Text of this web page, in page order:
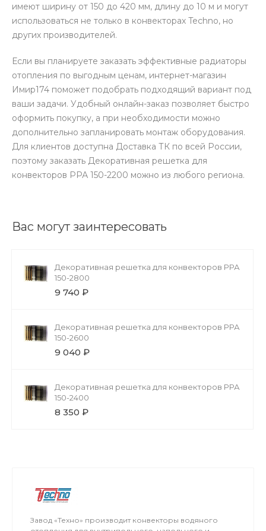
имеют ширину от 150 до 420 мм, длину до 10 м и могут
использоваться не только в конвекторах Techno, но
других производителей.
Если вы планируете заказать эффективные радиаторы
отопления по выгодным ценам, интернет-магазин
Имир174 поможет подобрать подходящий вариант под
ваши задачи. Удобный онлайн-заказ позволяет быстро
оформить покупку, а при необходимости можно
дополнительно запланировать монтаж оборудования.
Для клиентов доступна Доставка ТК по всей России,
поэтому заказать Декоративная решетка для
конвекторов РРА 150-2200 можно из любого региона.
Вас могут заинтересовать
Декоративная решетка для конвекторов РРА
150-2800
9 740 ₽
Декоративная решетка для конвекторов РРА
150-2600
9 040 ₽
Декоративная решетка для конвекторов РРА
150-2400
8 350 ₽
Завод «Техно» производит конвекторы водяного